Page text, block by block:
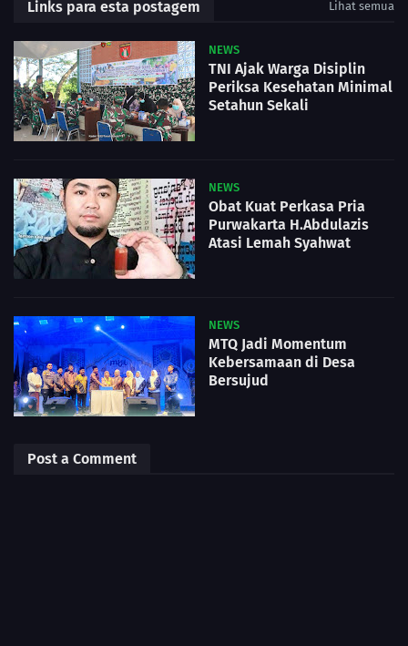
Links para esta postagem Lihat semua
NEWS
TNI Ajak Warga Disiplin
Periksa Kesehatan Minimal
Setahun Sekali
NEWS
Obat Kuat Perkasa Pria
Purwakarta H.Abdulazis
Atasi Lemah Syahwat
NEWS
MTQ Jadi Momentum
Kebersamaan di Desa
Bersujud
Post a Comment